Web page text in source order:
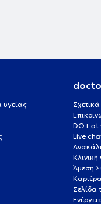
υγείας
DO+ at
Live
Άμεση
Καριέρα
Σελίδα